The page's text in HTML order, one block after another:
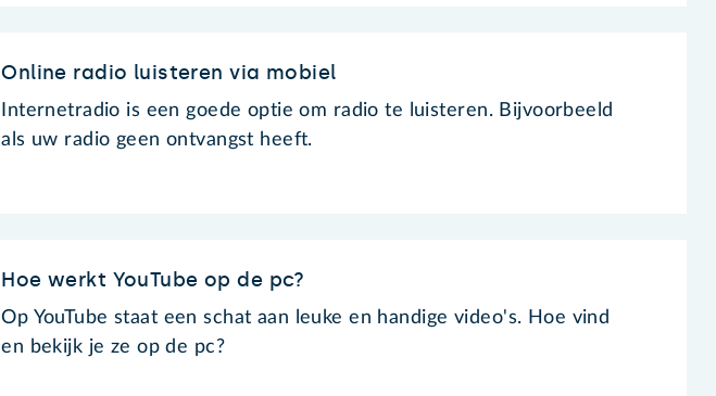
Online radio luisteren via mobiel
Internetradio is een goede optie om radio te luisteren. Bijvoorbeeld
als uw radio geen ontvangst heeft.
Hoe werkt YouTube op de pc?
Op YouTube staat een schat aan leuke en handige video's. Hoe vind
en bekijk je ze op de pc?